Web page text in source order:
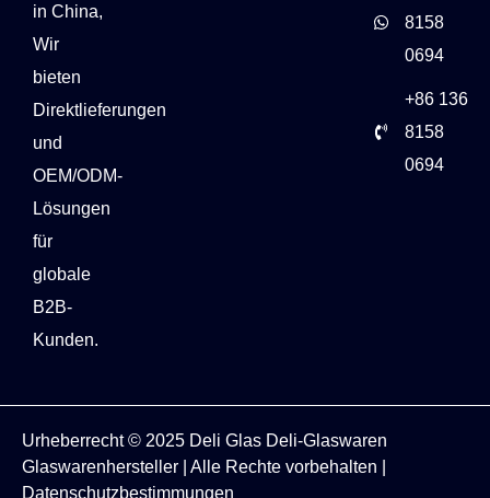
in China,
Wir
bieten
Direktlieferungen
und
OEM/ODM-
Lösungen
für
globale
B2B-
Kunden.
8158
0694
+86 136
8158
0694
Urheberrecht © 2025 Deli Glas Deli-Glaswaren
Glaswarenhersteller
| Alle Rechte vorbehalten |
Datenschutzbestimmungen